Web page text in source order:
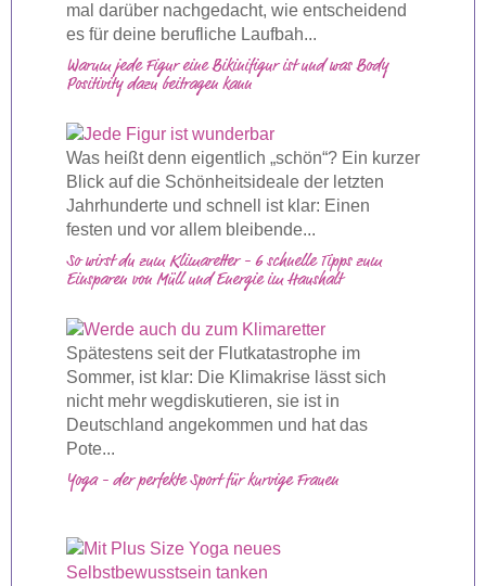
mal darüber nachgedacht, wie entscheidend
es für deine berufliche Laufbah...
Warum jede Figur eine Bikinifigur ist und was Body
Positivity dazu beitragen kann
Was heißt denn eigentlich „schön“? Ein kurzer
Blick auf die Schönheitsideale der letzten
Jahrhunderte und schnell ist klar: Einen
festen und vor allem bleibende...
So wirst du zum Klimaretter - 6 schnelle Tipps zum
Einsparen von Müll und Energie im Haushalt
Spätestens seit der Flutkatastrophe im
Sommer, ist klar: Die Klimakrise lässt sich
nicht mehr wegdiskutieren, sie ist in
Deutschland angekommen und hat das
Pote...
Yoga - der perfekte Sport für kurvige Frauen